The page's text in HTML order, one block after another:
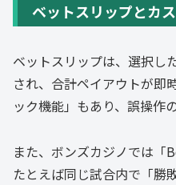
ベットスリップとカ
ベットスリップは、選択し
され、合計ペイアウトが即
ック機能」もあり、誤操作
また、ボンズカジノでは「
たとえば同じ試合内で「勝